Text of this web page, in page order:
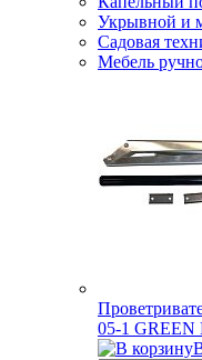
Укрывной и
Садовая
Мебель
05-1 GREEN